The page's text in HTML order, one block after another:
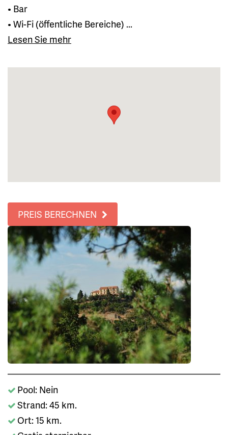
• Bar
• Wi-Fi (öffentliche Bereiche) ...
Lesen Sie mehr
PREIS BERECHNEN
Pool: Nein
Strand: 45 km.
Ort: 15 km.